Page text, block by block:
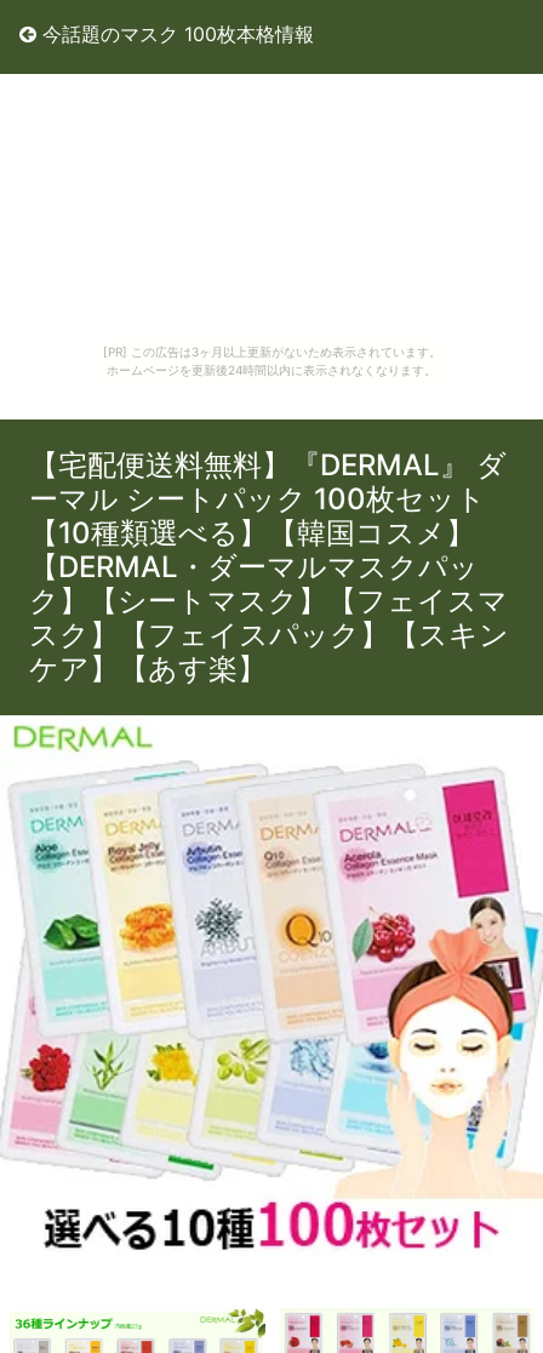
[PR] この広告は3ヶ月以上更新がないため表示されています。
ホームページを更新後24時間以内に表示されなくなります。
今話題のマスク 100枚本格情報
【宅配便送料無料】『DERMAL』 ダ
ーマル シートパック 100枚セット
【10種類選べる】【韓国コスメ】
【DERMAL・ダーマルマスクパッ
ク】【シートマスク】【フェイスマ
スク】【フェイスパック】【スキン
ケア】【あす楽】